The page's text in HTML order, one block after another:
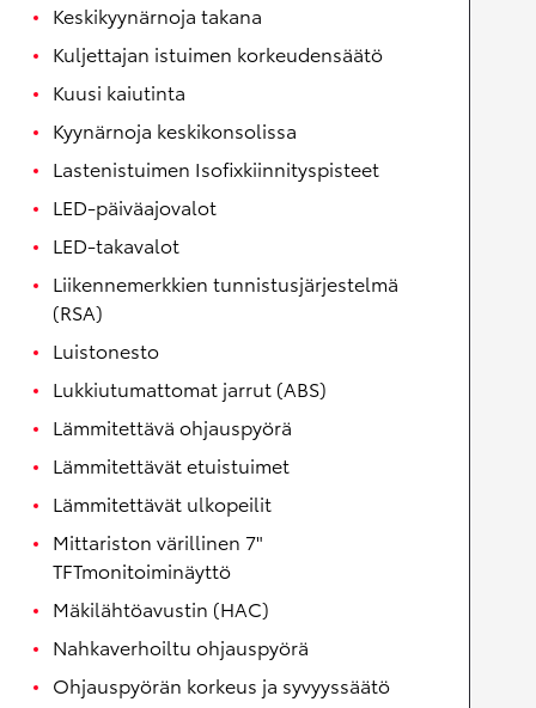
Keskikyynärnoja takana
Kuljettajan istuimen korkeudensäätö
Kuusi kaiutinta
Kyynärnoja keskikonsolissa
Lastenistuimen Isofixkiinnityspisteet
LED-päiväajovalot
LED-takavalot
Liikennemerkkien tunnistusjärjestelmä
(RSA)
Luistonesto
Lukkiutumattomat jarrut (ABS)
Lämmitettävä ohjauspyörä
Lämmitettävät etuistuimet
Lämmitettävät ulkopeilit
Mittariston värillinen 7"
TFTmonitoiminäyttö
Mäkilähtöavustin (HAC)
Nahkaverhoiltu ohjauspyörä
Ohjauspyörän korkeus ja syvyyssäätö